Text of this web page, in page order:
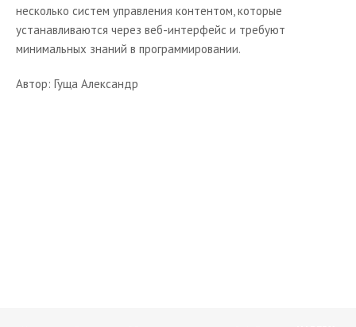
несколько систем управления контентом, которые
устанавливаются через веб-интерфейс и требуют
минимальных знаний в программировании.
Автор: Гуща Александр